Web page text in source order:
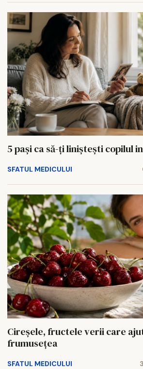
5 pași ca să-ți liniștești copilul
SFATUL MEDICULUI
Cireșele, fructele verii care
frumusețea
SFATUL MEDICULUI